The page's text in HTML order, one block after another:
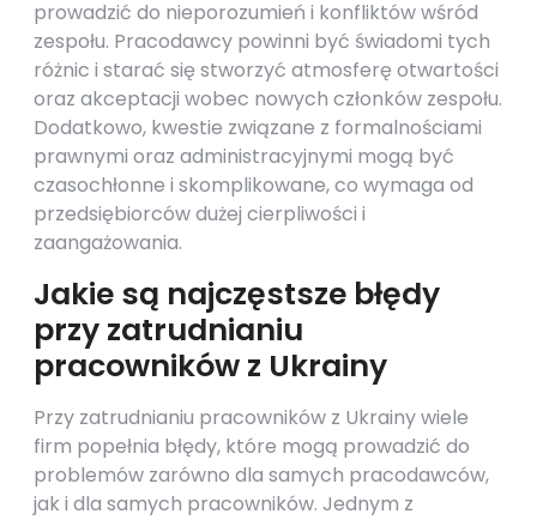
prowadzić do nieporozumień i konfliktów wśród
zespołu. Pracodawcy powinni być świadomi tych
różnic i starać się stworzyć atmosferę otwartości
oraz akceptacji wobec nowych członków zespołu.
Dodatkowo, kwestie związane z formalnościami
prawnymi oraz administracyjnymi mogą być
czasochłonne i skomplikowane, co wymaga od
przedsiębiorców dużej cierpliwości i
zaangażowania.
Jakie są najczęstsze błędy
przy zatrudnianiu
pracowników z Ukrainy
Przy zatrudnianiu pracowników z Ukrainy wiele
firm popełnia błędy, które mogą prowadzić do
problemów zarówno dla samych pracodawców,
jak i dla samych pracowników. Jednym z